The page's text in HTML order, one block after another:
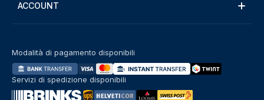
ACCOUNT
Modalità di pagamento disponibili
Servizi di spedizione disponibili